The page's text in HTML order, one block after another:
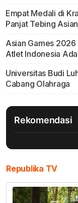
Empat Medali di
Panjat Tebing
Asian Games
Atlet Indonesia
Universitas Budi
Cabang Olahraga
Rekomendasi
Republika TV